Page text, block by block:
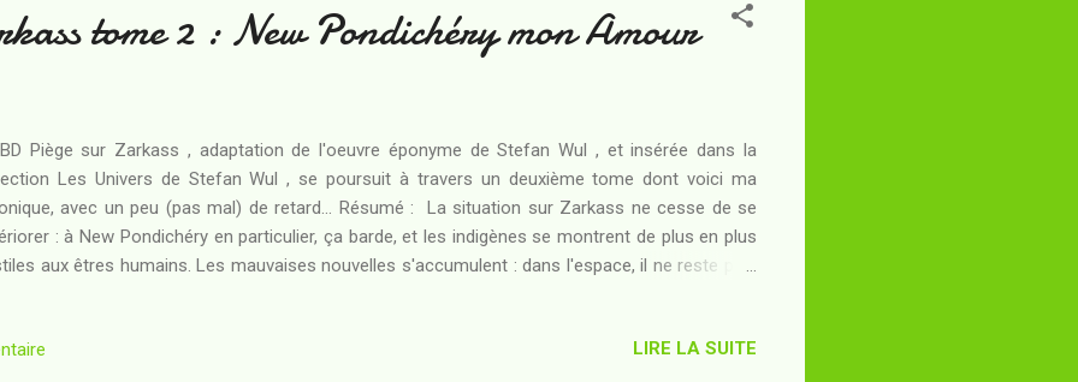
tome 2 : New Pondichéry mon Amour
Piège sur Zarkass , adaptation de l'oeuvre éponyme de Stefan Wul , et insérée dans la
Les Univers de Stefan Wul , se poursuit à travers un deuxième tome dont voici ma
avec un peu (pas mal) de retard... Résumé : La situation sur Zarkass ne cesse de se
: à New Pondichéry en particulier, ça barde, et les indigènes se montrent de plus en plus
aux êtres humains. Les mauvaises nouvelles s'accumulent : dans l'espace, il ne reste plus
l'heure est aux mesures drastiques et, en particulier, à l'évacuation de la colonie. Elle
LIRE LA SUITE